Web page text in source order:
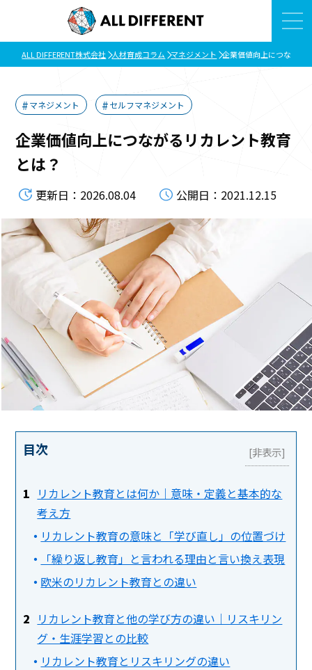
ALL DIFFERENT株式会社 人材育成コラム マネジメント 企業価値向上につながる
マネジメント セルフマネジメント
企業価値向上につながるリカレント教育
とは？
更新日：2026.08.04 公開日：2021.12.15
目次
リカレント教育とは何か｜意味・定義と基本的な
考え方
リカレント教育の意味と「学び直し」の位置づけ
「繰り返し教育」と言われる理由と言い換え表現
欧米のリカレント教育との違い
リカレント教育と他の学び方の違い｜リスキリン
グ・生涯学習との比較
リカレント教育とリスキリングの違い